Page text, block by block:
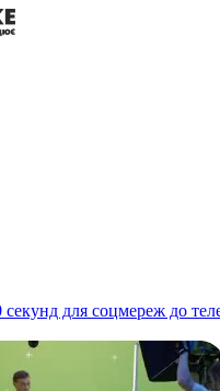
для соцмереж до